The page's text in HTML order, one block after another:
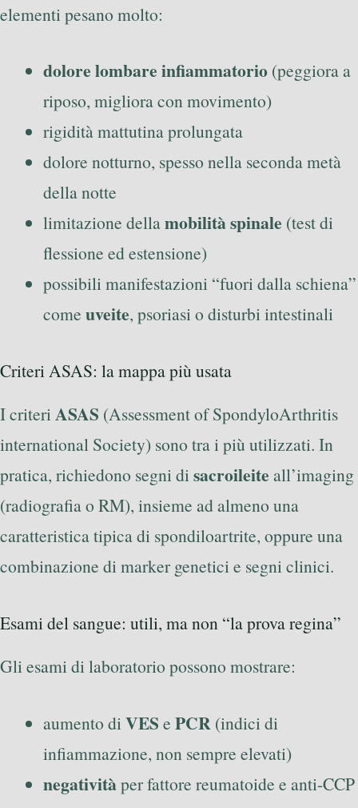
elementi pesano molto:
dolore lombare infiammatorio (peggiora a
riposo, migliora con movimento)
rigidità mattutina prolungata
dolore notturno, spesso nella seconda metà
della notte
limitazione dellamobilità spinale (test di
flessione ed estensione)
possibili manifestazioni “fuori dalla schiena”
come uveite, psoriasi o disturbi intestinali
Criteri ASAS: la mappa più usata
I criteriASAS (Assessment of SpondyloArthritis
international Society) sono tra i più utilizzati. In
pratica, richiedono segni disacroileite all’imaging
(radiografia o RM), insieme ad almeno una
caratteristica tipica di spondiloartrite, oppure una
combinazione di marker genetici e segni clinici.
Esami del sangue: utili, ma non “la prova regina”
Gli esami di laboratorio possono mostrare:
aumento di VES e PCR (indici di
infiammazione, non sempre elevati)
negativitàper fattore reumatoide e anti-CCP